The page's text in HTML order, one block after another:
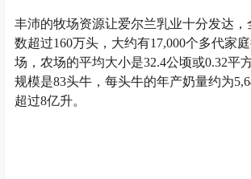
丰沛的牧场资源让爱尔兰乳业十分发达，
数超过160万头，大约有17,000个多代家
场，农场的平均大小是32.4公顷或0.32平
规模是83头牛，每头牛的年产奶量约为
超过8亿升。